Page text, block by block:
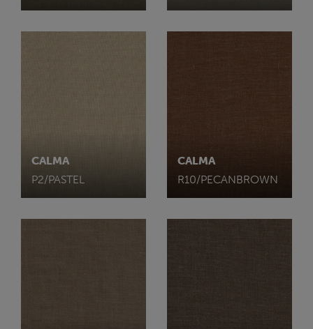
CALMA
P2/PASTEL
CALMA
R10/PECANBROWN